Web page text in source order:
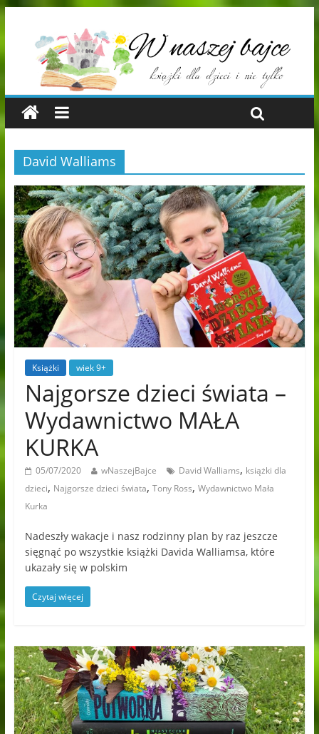
David Walliams
Książki wiek 9+
Najgorsze dzieci świata –
Wydawnictwo MAŁA
KURKA
05/07/2020 wNaszejBajce David Walliams, książki dla
dzieci, Najgorsze dzieci świata, Tony Ross, Wydawnictwo Mała
Kurka
Nadeszły wakacje i nasz rodzinny plan by raz jeszcze
sięgnąć po wszystkie książki Davida Walliamsa, które
ukazały się w polskim
Czytaj więcej